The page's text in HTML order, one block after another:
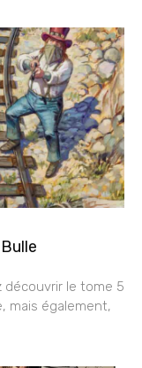
découvrir le tome 5
mais également,